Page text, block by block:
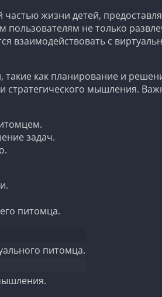
жизни детей,
не только
взаимодействовать с
как планирование и
стратегического мышления.
задач.
питомца.
питомца.